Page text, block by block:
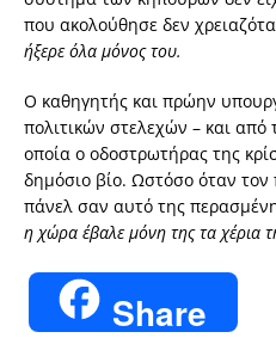
που ακολούθησε δεν
ήξερε όλα μόνος του.
Ο καθηγητής και πρώην
πολιτικών στελεχών – και
οποία ο οδοστρωτήρας της
δημόσιο βίο. Ωστόσο όταν τον
πάνελ σαν αυτό της
η χώρα έβαλε μόνη της τα χέρια
Share